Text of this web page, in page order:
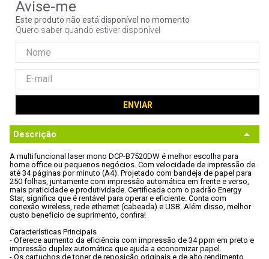
Este produto não está disponível no momento
Quero saber quando estiver disponível
ENVIAR
Descrição
A multifuncional laser mono DCP-B7520DW é melhor escolha para
home office ou pequenos negócios. Com velocidade de impressão de
até 34 páginas por minuto (A4). Projetado com bandeja de papel para
250 folhas, juntamente com impressão automática em frente e verso,
mais praticidade e produtividade. Certificada com o padrão Energy
Star, significa que é rentável para operar e eficiente. Conta com
conexão wireless, rede ethernet (cabeada) e USB. Além disso, melhor
custo benefício de suprimento, confira!
Características Principais
- Oferece aumento da eficiência com impressão de 34 ppm em preto e
impressão duplex automática que ajuda a economizar papel.
- Os cartuchos de toner de reposição originais e de alto rendimento
noctua
10º fractal